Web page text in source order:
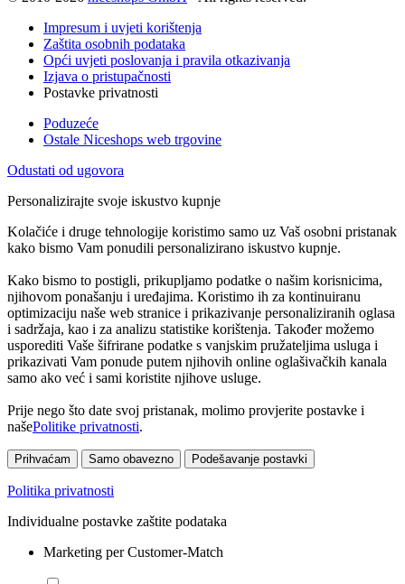
Impresum i uvjeti korištenja
Zaštita osobnih podataka
Opći uvjeti poslovanja i pravila otkazivanja
Izjava o pristupačnosti
Postavke privatnosti
Poduzeće
Ostale Niceshops web trgovine
Odustati od ugovora
Personalizirajte svoje iskustvo kupnje
Kolačiće i druge tehnologije koristimo samo uz Vaš osobni pristanak
kako bismo Vam ponudili personalizirano iskustvo kupnje.
Kako bismo to postigli, prikupljamo podatke o našim korisnicima,
njihovom ponašanju i uređajima. Koristimo ih za kontinuiranu
optimizaciju naše web stranice i prikazivanje personaliziranih oglasa
i sadržaja, kao i za analizu statistike korištenja. Također možemo
usporediti Vaše šifrirane podatke s vanjskim pružateljima usluga i
prikazivati Vam ponude putem njihovih online oglašivačkih kanala
samo ako već i sami koristite njihove usluge.
Prije nego što date svoj pristanak, molimo provjerite postavke i
našePolitike privatnosti.
Prihvaćam Samo obavezno Podešavanje postavki
Politika privatnosti
Individualne postavke zaštite podataka
Marketing per Customer-Match